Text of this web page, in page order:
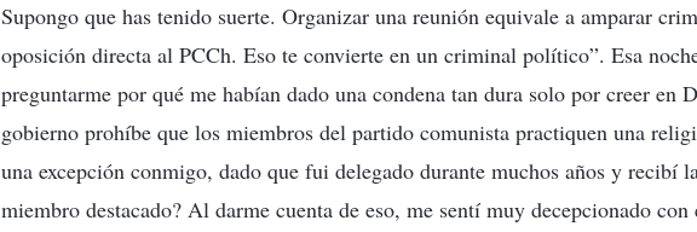
Supongo que has tenido suerte. Organizar una reunión equivale a amparar
oposición directa al PCCh. Eso te convierte en un criminal político”. Esa
preguntarme por qué me habían dado una condena tan dura solo por creer en
gobierno prohíbe que los miembros del partido comunista practiquen una
una excepción conmigo, dado que fui delegado durante muchos años y recibí
miembro destacado? Al darme cuenta de eso, me sentí muy decepcionado